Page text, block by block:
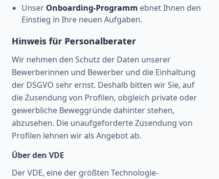
Unser Onboarding-Programm ebnet Ihnen den
Einstieg in Ihre neuen Aufgaben.
Hinweis für Personalberater
Wir nehmen den Schutz der Daten unserer
Bewerberinnen und Bewerber und die Einhaltung
der DSGVO sehr ernst. Deshalb bitten wir Sie, auf
die Zusendung von Profilen, obgleich private oder
gewerbliche Beweggründe dahinter stehen,
abzusehen. Die unaufgeforderte Zusendung von
Profilen lehnen wir als Angebot ab.
Über den VDE
Der VDE, eine der größten Technologie-